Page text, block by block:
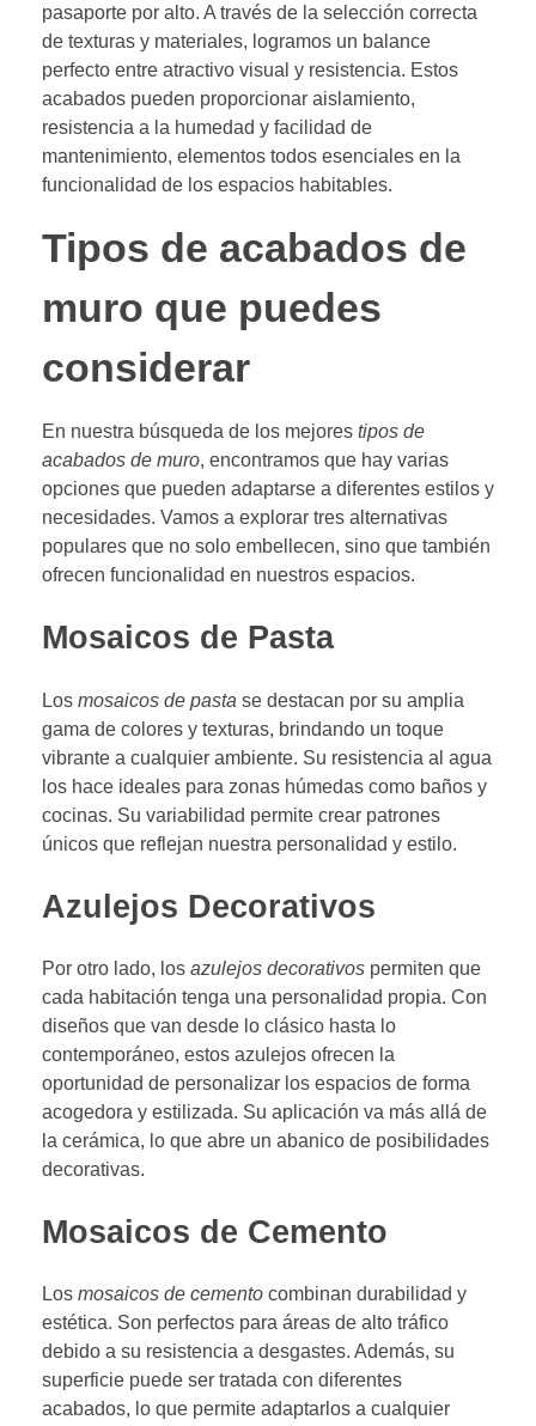
pasaporte por alto. A través de la selección correcta
de texturas y materiales, logramos un balance
perfecto entre atractivo visual y resistencia. Estos
acabados pueden proporcionar aislamiento,
resistencia a la humedad y facilidad de
mantenimiento, elementos todos esenciales en la
funcionalidad de los espacios habitables.
Tipos de acabados de
muro que puedes
considerar
En nuestra búsqueda de los mejores tipos de
acabados de muro, encontramos que hay varias
opciones que pueden adaptarse a diferentes estilos y
necesidades. Vamos a explorar tres alternativas
populares que no solo embellecen, sino que también
ofrecen funcionalidad en nuestros espacios.
Mosaicos de Pasta
Los mosaicos de pasta se destacan por su amplia
gama de colores y texturas, brindando un toque
vibrante a cualquier ambiente. Su resistencia al agua
los hace ideales para zonas húmedas como baños y
cocinas. Su variabilidad permite crear patrones
únicos que reflejan nuestra personalidad y estilo.
Azulejos Decorativos
Por otro lado, los azulejos decorativos permiten que
cada habitación tenga una personalidad propia. Con
diseños que van desde lo clásico hasta lo
contemporáneo, estos azulejos ofrecen la
oportunidad de personalizar los espacios de forma
acogedora y estilizada. Su aplicación va más allá de
la cerámica, lo que abre un abanico de posibilidades
decorativas.
Mosaicos de Cemento
Los mosaicos de cemento combinan durabilidad y
estética. Son perfectos para áreas de alto tráfico
debido a su resistencia a desgastes. Además, su
superficie puede ser tratada con diferentes
acabados, lo que permite adaptarlos a cualquier